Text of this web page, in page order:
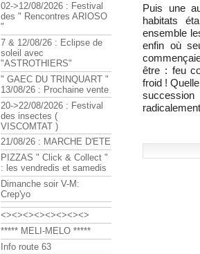
Puis une
habitats
ensemble
enfin où
être : feu
froid !
02->12/08/2026 : Festival
des " Rencontres ARIOSO
"
7 & 12/08/26 : Eclipse de
soleil avec
"ASTROTHIERS"
" GAEC DU TRINQUART "
13/08/26 : Prochaine vente
20->22/08/2026 : Festival
des insectes (
VISCOMTAT )
21/08/26 : MARCHE D'ETE
PIZZAS " Click & Collect "
: les vendredis et samedis
Dimanche soir V-M:
Crep'yo
<><><><><><><><>
***** MELI-MELO *****
Info route 63